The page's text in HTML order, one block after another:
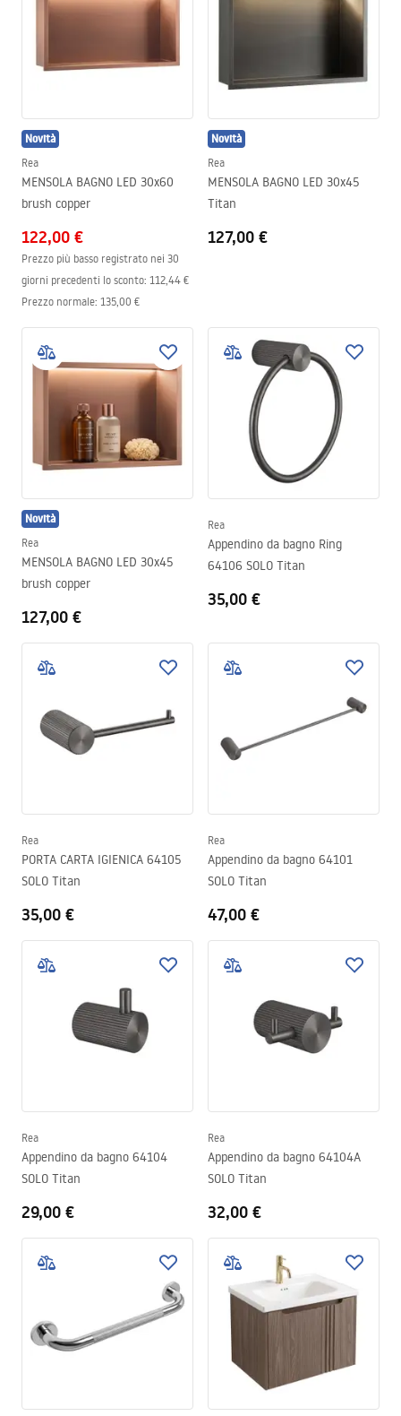
Novità
Rea
MENSOLA BAGNO LED 30x60
brush copper
122,00 €
Prezzo più basso registrato nei 30
giorni precedenti lo sconto: 112,44 €
Prezzo normale: 135,00 €
Novità
Rea
MENSOLA BAGNO LED 30x45
Titan
127,00 €
Novità
Rea
MENSOLA BAGNO LED 30x45
brush copper
127,00 €
Rea
Appendino da bagno Ring
64106 SOLO Titan
35,00 €
Rea
PORTA CARTA IGIENICA 64105
SOLO Titan
35,00 €
Rea
Appendino da bagno 64101
SOLO Titan
47,00 €
Rea
Appendino da bagno 64104
SOLO Titan
29,00 €
Rea
Appendino da bagno 64104A
SOLO Titan
32,00 €